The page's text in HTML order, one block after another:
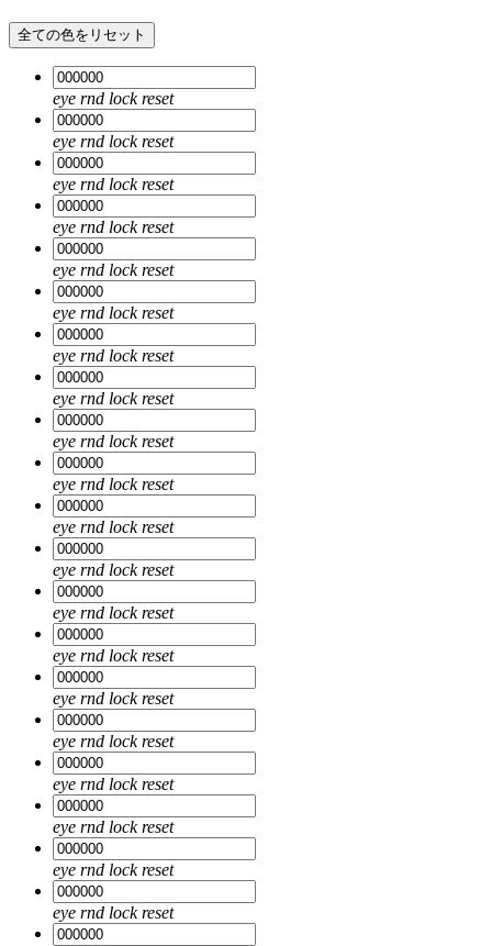
全ての色をリセット
eye rnd lock reset
eye rnd lock reset
eye rnd lock reset
eye rnd lock reset
eye rnd lock reset
eye rnd lock reset
eye rnd lock reset
eye rnd lock reset
eye rnd lock reset
eye rnd lock reset
eye rnd lock reset
eye rnd lock reset
eye rnd lock reset
eye rnd lock reset
eye rnd lock reset
eye rnd lock reset
eye rnd lock reset
eye rnd lock reset
eye rnd lock reset
eye rnd lock reset